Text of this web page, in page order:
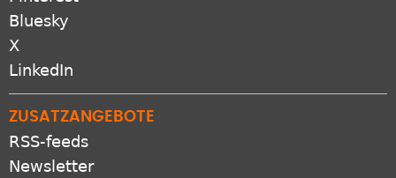
Bluesky
X
LinkedIn
ZUSATZANGEBOTE
RSS-feeds
Newsletter